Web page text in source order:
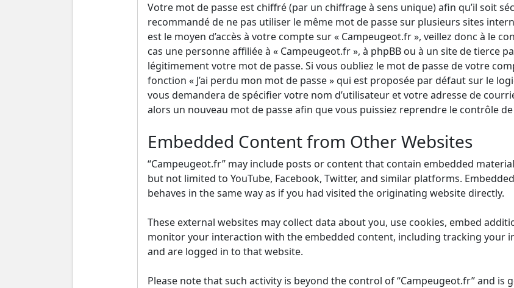
Votre mot de passe est chiffré (par un chiffrage à sens unique) afin qu’il soit
recommandé de ne pas utiliser le même mot de passe sur plusieurs sites
est le moyen d’accès à votre compte sur « Campeugeot.fr », veillez donc à le
cas une personne affiliée à « Campeugeot.fr », à phpBB ou à un site de tierce
légitimement votre mot de passe. Si vous oubliez le mot de passe de votre
fonction « J’ai perdu mon mot de passe » qui est proposée par défaut sur le
vous demandera de spécifier votre nom d’utilisateur et votre adresse de
alors un nouveau mot de passe afin que vous puissiez reprendre le contrôle
Embedded Content from Other Websites
“Campeugeot.fr” may include posts or content that contain embedded
but not limited to YouTube, Facebook, Twitter, and similar platforms.
behaves in the same way as if you had visited the originating website directly.
These external websites may collect data about you, use cookies, embed
monitor your interaction with the embedded content, including tracking your
and are logged in to that website.
Please note that such activity is beyond the control of “Campeugeot.fr” and is